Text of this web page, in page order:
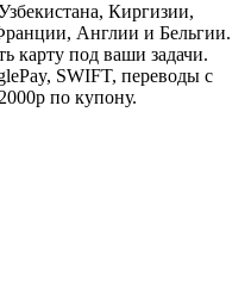
Киргизии,
Англии и Бельгии.
карту под ваши задачи.
SWIFT, переводы с
по купону.